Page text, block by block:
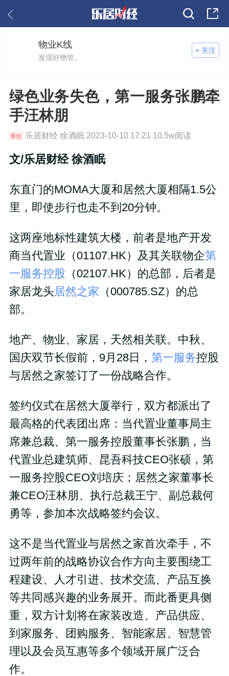
+ 关注
物业K线
发现好物管。
绿色业务失色，第一服务张鹏牵
手汪林朋
乐居财经 徐酒眠 2023-10-10 17:21 10.5w阅读
文/乐居财经 徐酒眠
东直门的MOMA大厦和居然大厦相隔1.5公
里，即使步行也走不到20分钟。
这两座地标性建筑大楼，前者是地产开发
商当代置业（01107.HK）及其关联物企第
一服务控股 （02107.HK）的总部，后者是
家居龙头居然之家 （000785.SZ）的总
部。
地产、物业、家居，天然相关联。中秋、
国庆双节长假前，9月28日， 第一服务控股
与居然之家签订了一份战略合作。
签约仪式在居然大厦举行，双方都派出了
最高格的代表团出席：当代置业董事局主
席兼总裁、第一服务控股董事长张鹏，当
代置业总建筑师、昆吾科技CEO张硕，第
一服务控股CEO刘培庆；居然之家董事长
兼CEO汪林朋、执行总裁王宁、副总裁何
勇等，参加本次战略签约会议。
这不是当代置业与居然之家首次牵手，不
过两年前的战略协议合作方向主要围绕⼯
程建设、⼈才引进、技术交流、产品互换
等共同感兴趣的业务展开。而此番更具侧
重，双方计划将在家装改造、产品供应、
到家服务、团购服务、智能家居、智慧管
理以及会员互惠等多个领域开展广泛合
作。